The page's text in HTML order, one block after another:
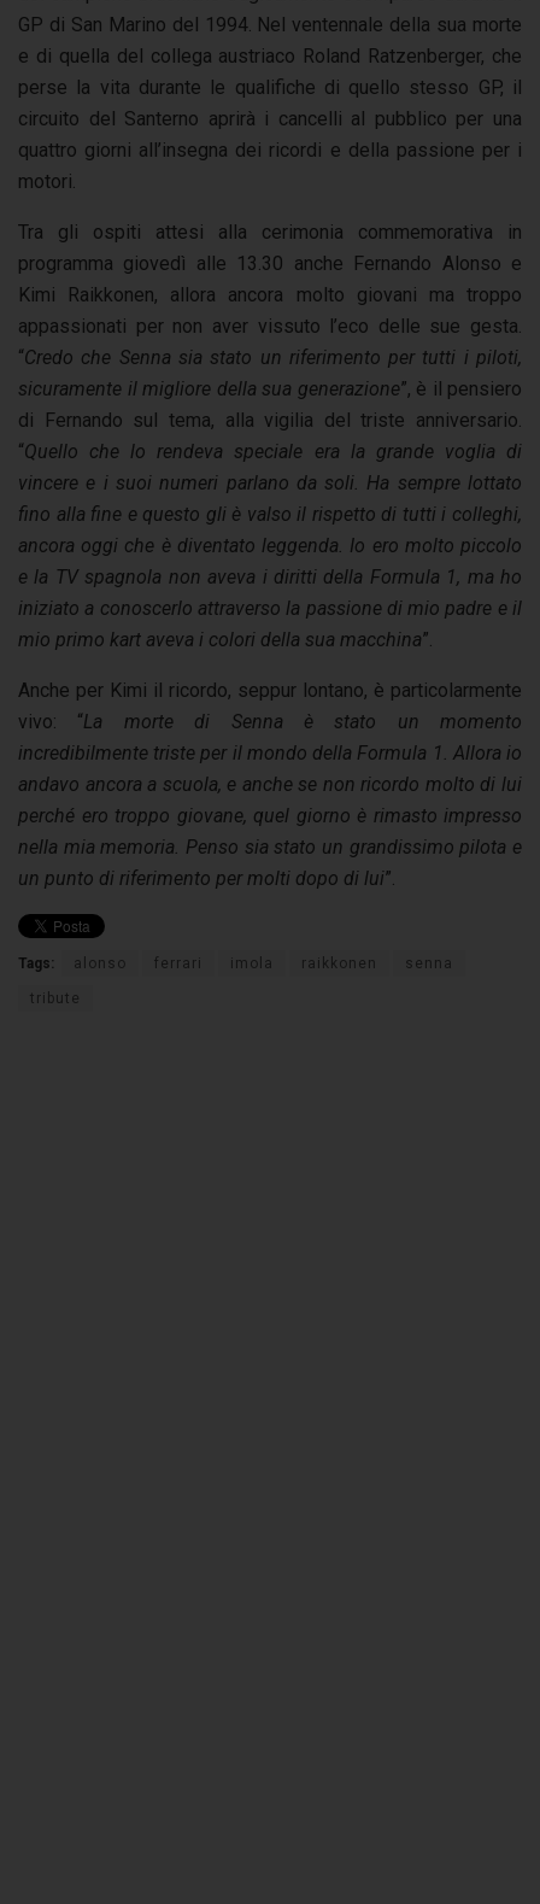
GP di San Marino del 1994. Nel ventennale della sua morte
e di quella del collega austriaco Roland Ratzenberger, che
perse la vita durante le qualifiche di quello stesso GP, il
circuito del Santerno aprirà i cancelli al pubblico per una
quattro giorni all’insegna dei ricordi e della passione per i
motori.
Tra gli ospiti attesi alla cerimonia commemorativa in
programma giovedì alle 13.30 anche Fernando Alonso e
Kimi Raikkonen, allora ancora molto giovani ma troppo
appassionati per non aver vissuto l’eco delle sue gesta.
“Credo che Senna sia stato un riferimento per tutti i piloti,
sicuramente il migliore della sua generazione”, è il pensiero
di Fernando sul tema, alla vigilia del triste anniversario.
“Quello che lo rendeva speciale era la grande voglia di
vincere e i suoi numeri parlano da soli. Ha sempre lottato
fino alla fine e questo gli è valso il rispetto di tutti i colleghi,
ancora oggi che è diventato leggenda. Io ero molto piccolo
e la TV spagnola non aveva i diritti della Formula 1, ma ho
iniziato a conoscerlo attraverso la passione di mio padre e il
mio primo kart aveva i colori della sua macchina”.
Anche per Kimi il ricordo, seppur lontano, è particolarmente
vivo: “La morte di Senna è stato un momento
incredibilmente triste per il mondo della Formula 1. Allora io
andavo ancora a scuola, e anche se non ricordo molto di lui
perché ero troppo giovane, quel giorno è rimasto impresso
nella mia memoria. Penso sia stato un grandissimo pilota e
un punto di riferimento per molti dopo di lui”.
Tags: alonso ferrari imola raikkonen senna
tribute